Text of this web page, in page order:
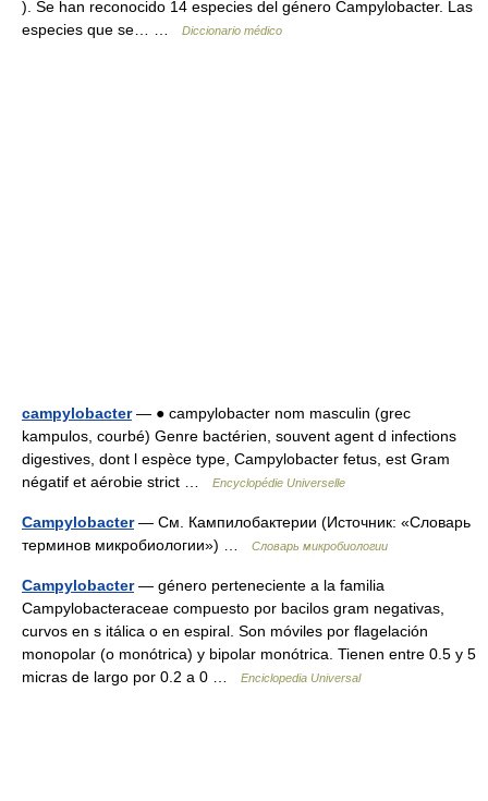
). Se han reconocido 14 especies del género Campylobacter. Las
especies que se… …
Diccionario médico
campylobacter— ● campylobacter nom masculin (grec
kampulos, courbé) Genre bactérien, souvent agent d infections
digestives, dont l espèce type, Campylobacter fetus, est Gram
négatif et aérobie strict …
Encyclopédie Universelle
Campylobacter— См. Кампилобактерии (Источник: «Словарь
терминов микробиологии») …
Словарь микробиологии
Campylobacter— género perteneciente a la familia
Campylobacteraceae compuesto por bacilos gram negativas,
curvos en s itálica o en espiral. Son móviles por flagelación
monopolar (o monótrica) y bipolar monótrica. Tienen entre 0.5 y 5
micras de largo por 0.2 a 0 …
Enciclopedia Universal